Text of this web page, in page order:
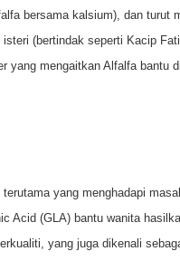
bersama kalsium), dan turut
(bertindak seperti Kacip
yang mengaitkan Alfalfa bantu
yang menghadapi
Acid (GLA) bantu wanita
yang juga dikenali